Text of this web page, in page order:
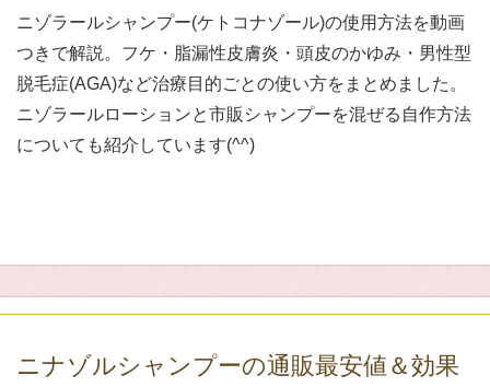
ニゾラールシャンプー(ケトコナゾール)の使用方法を動画
つきで解説。フケ・脂漏性皮膚炎・頭皮のかゆみ・男性型
脱毛症(AGA)など治療目的ごとの使い方をまとめました。
ニゾラールローションと市販シャンプーを混ぜる自作方法
についても紹介しています(^^)
ニナゾルシャンプーの通販最安値＆効果